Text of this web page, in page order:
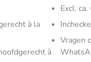
à la
à
Excl.
Vragen